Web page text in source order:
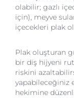
olabilir; gazlı
için), meyve
içecekleri plak
Plak oluşturan
bir diş hijyeni
riskini
yapabileceğiniz
hekimine